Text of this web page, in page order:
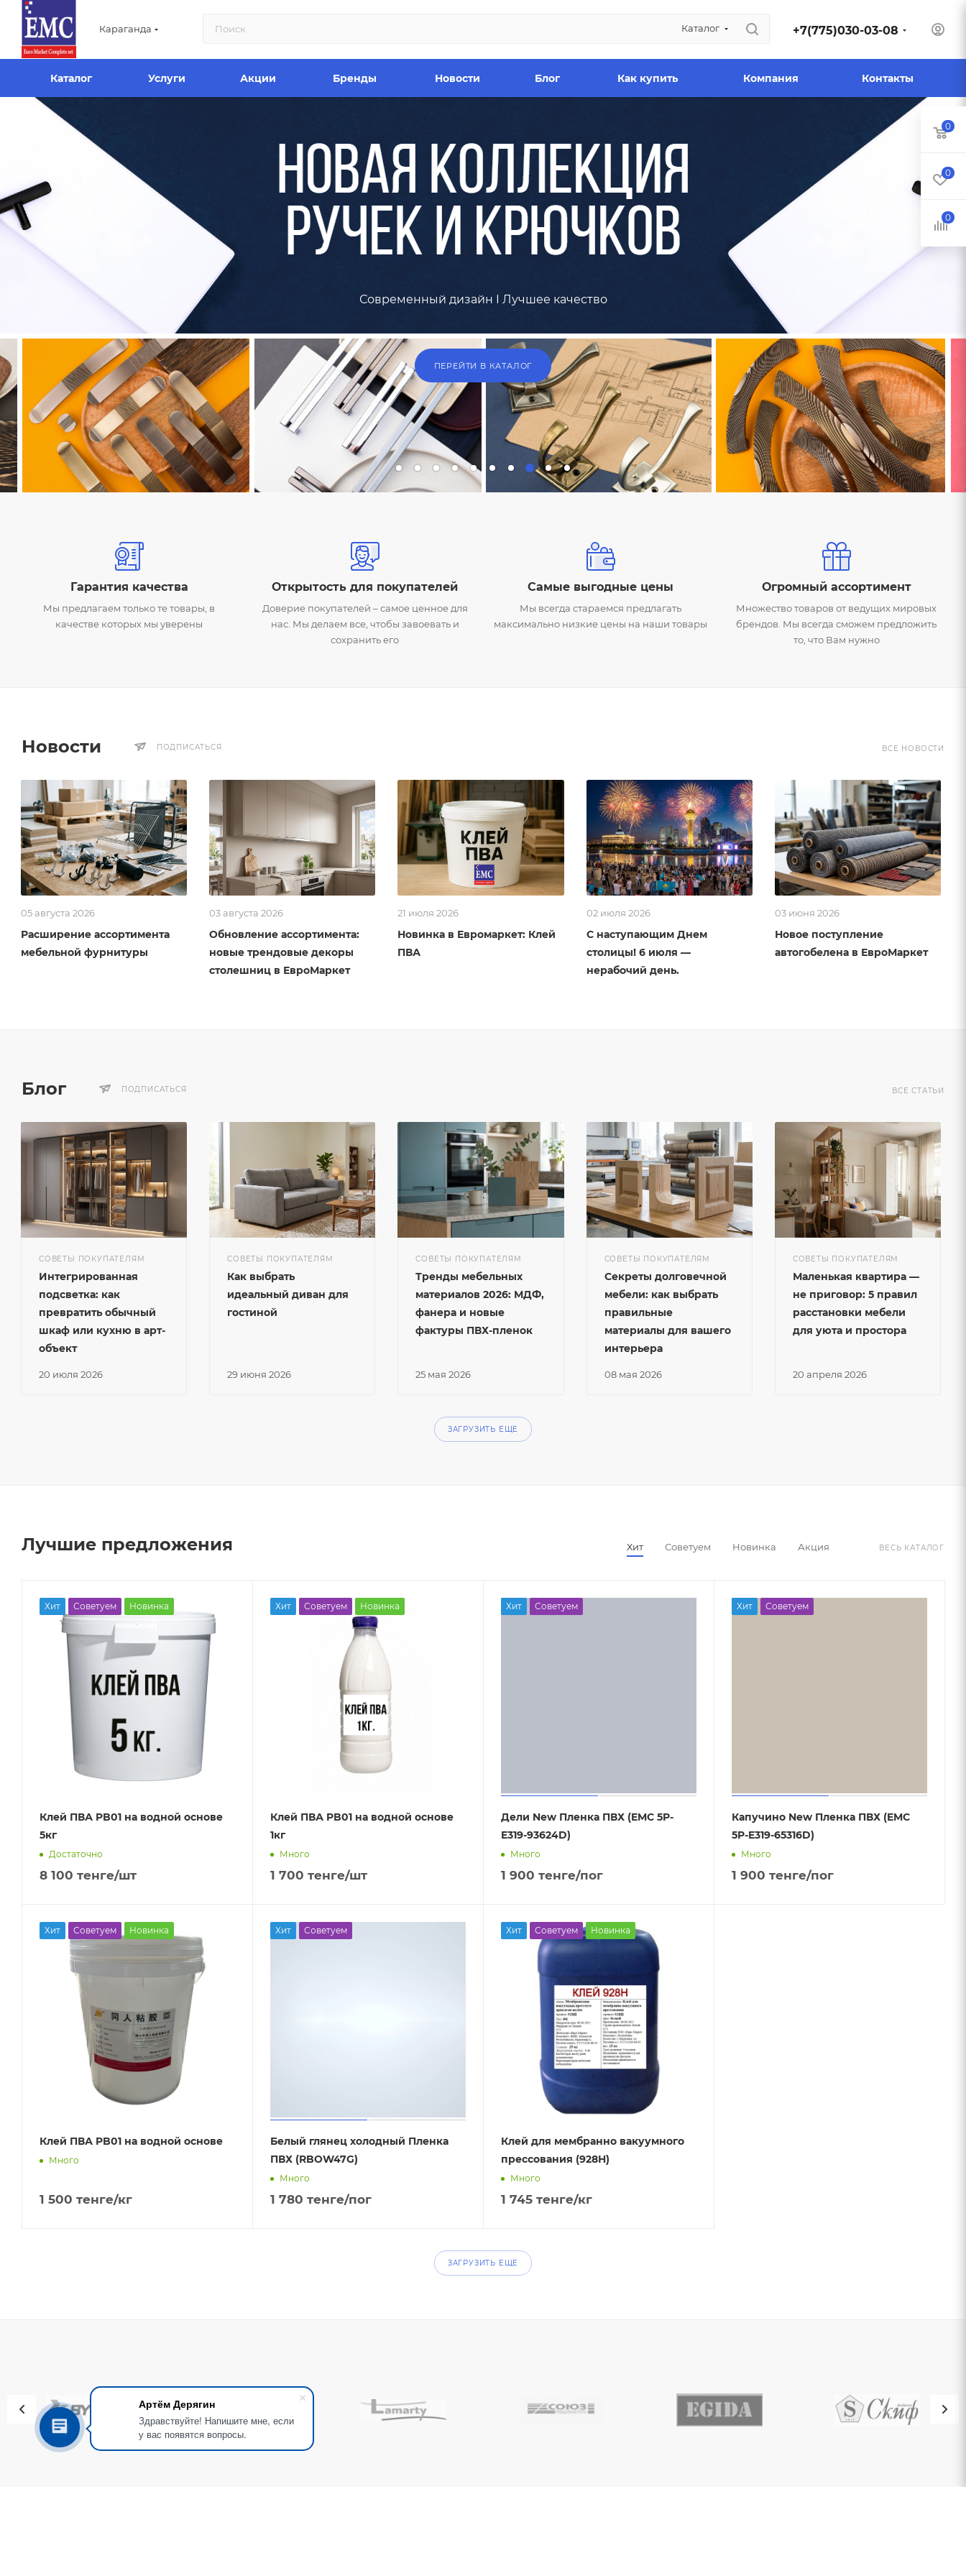
Артём Дерягин
Здравствуйте! Напишите мне, если
у вас появятся вопросы.
Караганда Каталог +7(775)030-03-08
Каталог Услуги Акции Бренды Новости Блог Как купить Компания Контакты
Современный дизайн I Лучшее качество
ПЕРЕЙТИ В КАТАЛОГ
Гарантия качества
Мы предлагаем только те товары, в
качестве которых мы уверены
Открытость для покупателей
Доверие покупателей – самое ценное для
нас. Мы делаем все, чтобы завоевать и
сохранить его
Самые выгодные цены
Мы всегда стараемся предлагать
максимально низкие цены на наши товары
Огромный ассортимент
Множество товаров от ведущих мировых
брендов. Мы всегда сможем предложить
то, что Вам нужно
Новости ПОДПИСАТЬСЯ ВСЕ НОВОСТИ
05 августа 2026
Расширение ассортимента
мебельной фурнитуры
03 августа 2026
Обновление ассортимента:
новые трендовые декоры
столешниц в ЕвроМаркет
21 июля 2026
Новинка в Евромаркет: Клей
ПВА
02 июля 2026
С наступающим Днем
столицы! 6 июля —
нерабочий день.
03 июня 2026
Новое поступление
автогобелена в ЕвроМаркет
Блог ПОДПИСАТЬСЯ ВСЕ СТАТЬИ
СОВЕТЫ ПОКУПАТЕЛЯМ
20 июля 2026
Интегрированная
подсветка: как
превратить обычный
шкаф или кухню в арт-
объект
СОВЕТЫ ПОКУПАТЕЛЯМ
29 июня 2026
Как выбрать
идеальный диван для
гостиной
СОВЕТЫ ПОКУПАТЕЛЯМ
25 мая 2026
Тренды мебельных
материалов 2026: МДФ,
фанера и новые
фактуры ПВХ-пленок
СОВЕТЫ ПОКУПАТЕЛЯМ
08 мая 2026
Секреты долговечной
мебели: как выбрать
правильные
материалы для вашего
интерьера
СОВЕТЫ ПОКУПАТЕЛЯМ
20 апреля 2026
Маленькая квартира —
не приговор: 5 правил
расстановки мебели
для уюта и простора
ЗАГРУЗИТЬ ЕЩЕ
Лучшие предложения Хит Советуем Новинка Акция ВЕСЬ КАТАЛОГ
Хит Советуем Новинка
Клей ПВА PB01 на водной основе
5кг
Достаточно
8 100 тенге/шт
Хит Советуем Новинка
Клей ПВА PB01 на водной основе
1кг
Много
1 700 тенге/шт
Хит Советуем
Дели New Пленка ПВХ (EMC 5P-
E319-93624D)
Много
1 900 тенге/пог
Хит Советуем
Капучино New Пленка ПВХ (EMC
5P-E319-65316D)
Много
1 900 тенге/пог
Хит Советуем Новинка
Клей ПВА PB01 на водной основе
Много
1 500 тенге/кг
Хит Советуем
Белый глянец холодный Пленка
ПВХ (RBOW47G)
Много
1 780 тенге/пог
Хит Советуем Новинка
Клей для мембранно вакуумного
прессования (928H)
Много
1 745 тенге/кг
ЗАГРУЗИТЬ ЕЩЕ
0
0
0